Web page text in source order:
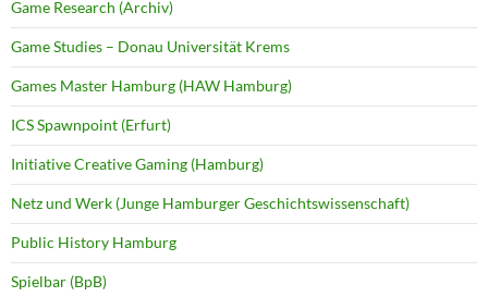
Game Research (Archiv)
Game Studies – Donau Universität Krems
Games Master Hamburg (HAW Hamburg)
ICS Spawnpoint (Erfurt)
Initiative Creative Gaming (Hamburg)
Netz und Werk (Junge Hamburger Geschichtswissenschaft)
Public History Hamburg
Spielbar (BpB)